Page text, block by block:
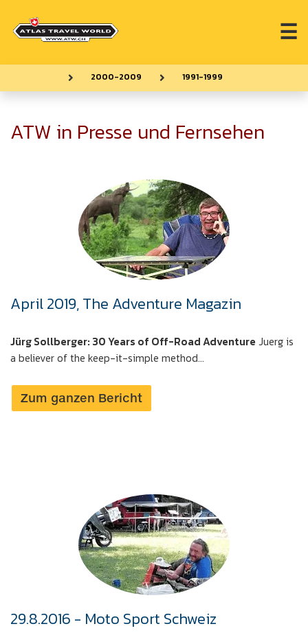
☰
2000-2009 1991-1999
ATW in Presse und Fernsehen
April 2019, The Adventure Magazin
Jürg Sollberger: 30 Years of Off-Road Adventure Juerg is
a believer of the keep-it-simple method...
Zum ganzen Bericht
29.8.2016 - Moto Sport Schweiz